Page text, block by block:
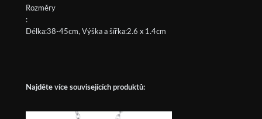
Rozměry
:
Délka:38-45cm, Výška a šířka:2.6 x 1.4cm
Najděte více souvisejících produktů: